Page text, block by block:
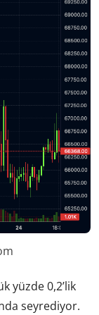
yüzde 0,2’lik
seyrediyor.